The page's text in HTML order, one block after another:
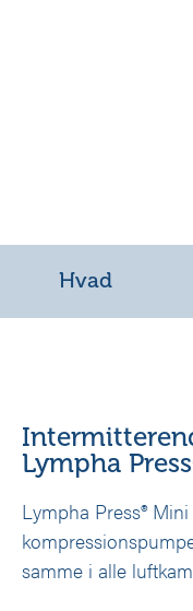
Hvad
Lympha
Lympha Press®
samme i alle